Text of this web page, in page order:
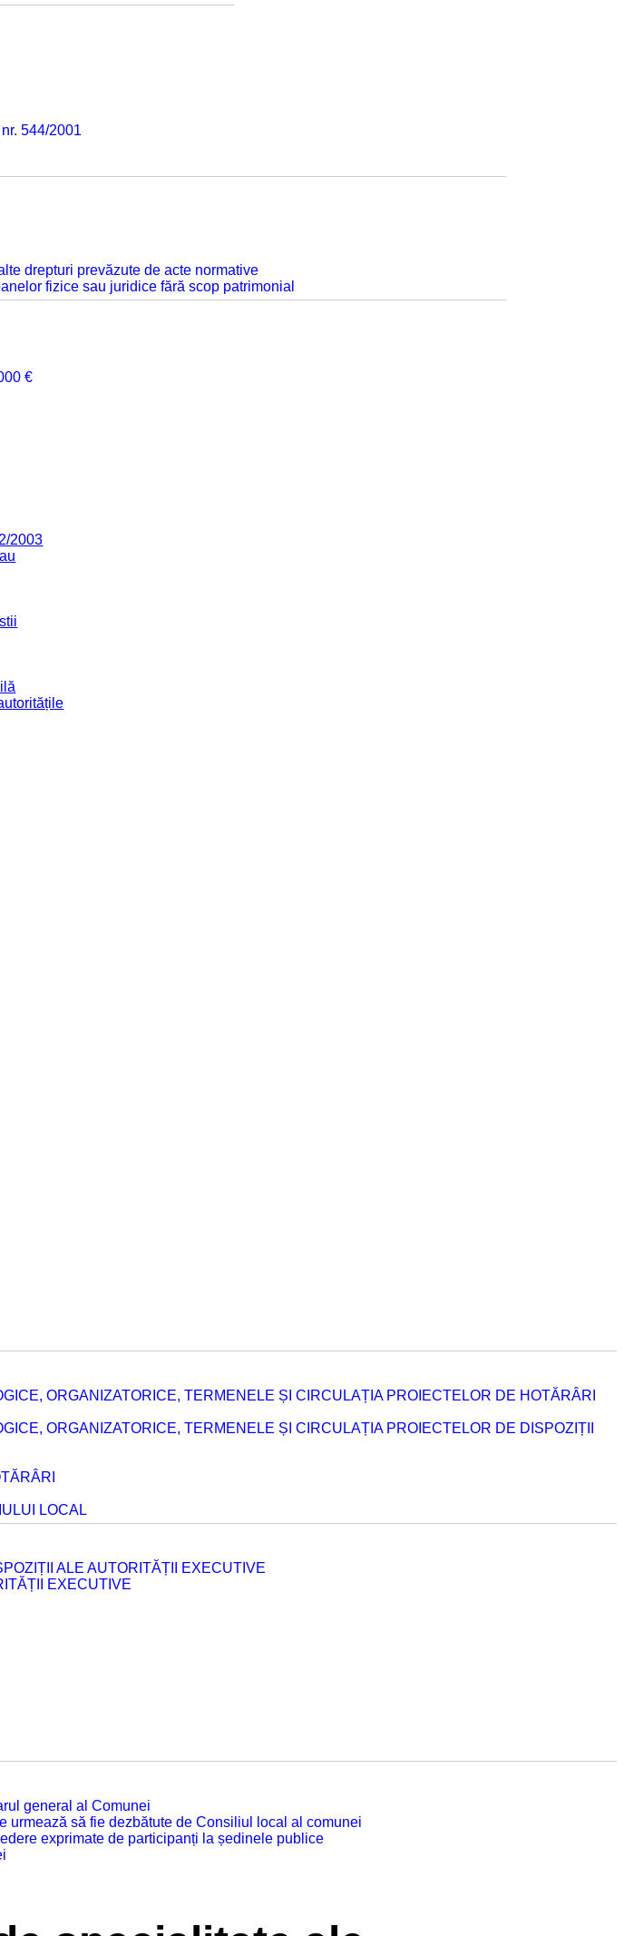
544/2001
drepturi prevăzute de acte normative
fizice sau juridice fără scop patrimonial
€
2003
ORGANIZATORICE, TERMENELE ȘI CIRCULAȚIA PROIECTELOR DE HOTĂRÂRI
ORGANIZATORICE, TERMENELE ȘI CIRCULAȚIA PROIECTELOR DE DISPOZIȚII
LOCAL
ALE AUTORITĂȚII EXECUTIVE
EXECUTIVE
general al Comunei
urmează să fie dezbătute de Consiliul local al comunei
exprimate de participanți la ședinele publice